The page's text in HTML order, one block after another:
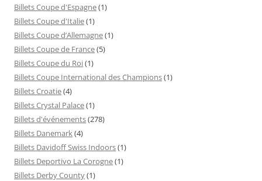
Billets Coupe d'Espagne(1)
Billets Coupe d'Italie(1)
Billets Coupe d’Allemagne(1)
Billets Coupe de France(5)
Billets Coupe du Roi(1)
Billets Coupe International des Champions(1)
Billets Croatie(4)
Billets Crystal Palace(1)
Billets d'événements(278)
Billets Danemark(4)
Billets Davidoff Swiss Indoors(1)
Billets Deportivo La Corogne(1)
Billets Derby County(1)